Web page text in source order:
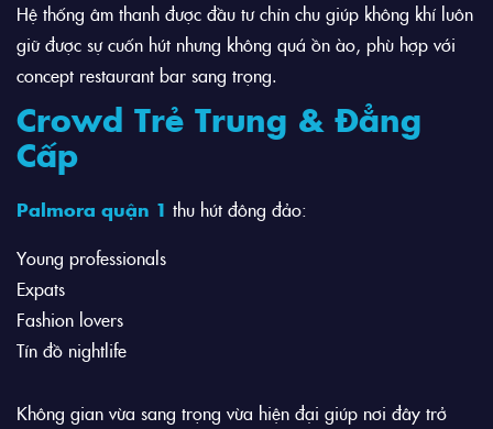
Hệ thống âm thanh được đầu tư chỉn chu giúp không khí luôn
giữ được sự cuốn hút nhưng không quá ồn ào, phù hợp với
concept restaurant bar sang trọng.
Crowd Trẻ Trung & Đẳng
Cấp
Palmora quận 1 thu hút đông đảo:
Young professionals
Expats
Fashion lovers
Tín đồ nightlife
Không gian vừa sang trọng vừa hiện đại giúp nơi đây trở